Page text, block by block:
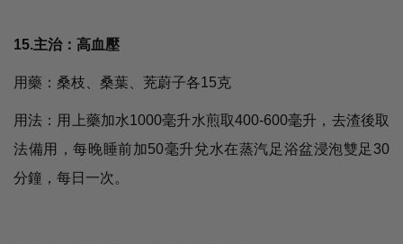
15.主治：高血壓
用藥：桑枝、桑葉、茺蔚子各15克
用法：用上藥加水1000毫升水煎取400-600毫升，去渣後取
法備用，每晚睡前加50毫升兌水在蒸汽足浴盆浸泡雙足30
分鐘，每日一次。